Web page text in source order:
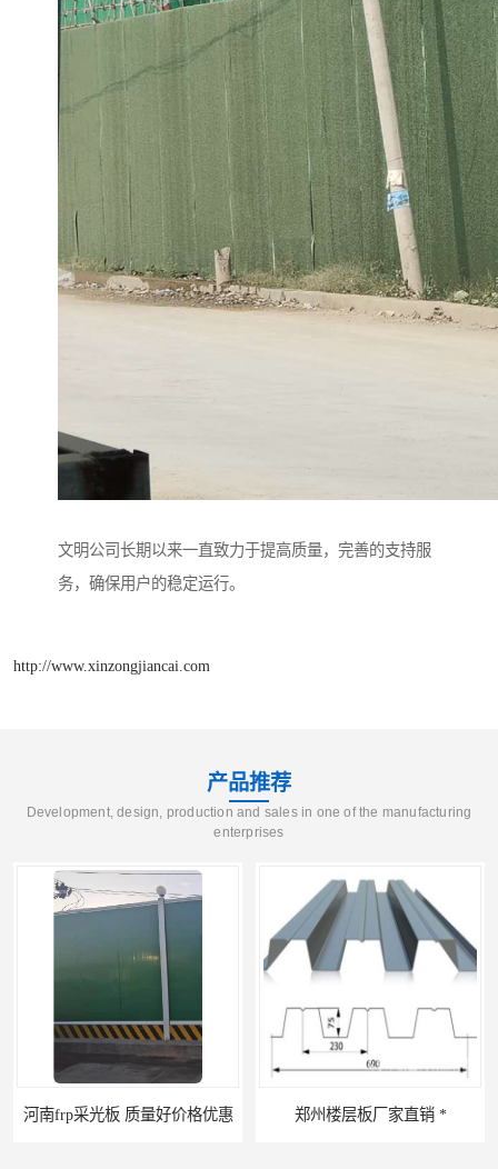
文明公司长期以来一直致力于提高质量，完善的支持服
务，确保用户的稳定运行。
http://www.xinzongjiancai.com
产品推荐
Development, design, production and sales in one of the manufacturing
enterprises
光板 质量好价格优惠 郑州楼层板厂家直销 *